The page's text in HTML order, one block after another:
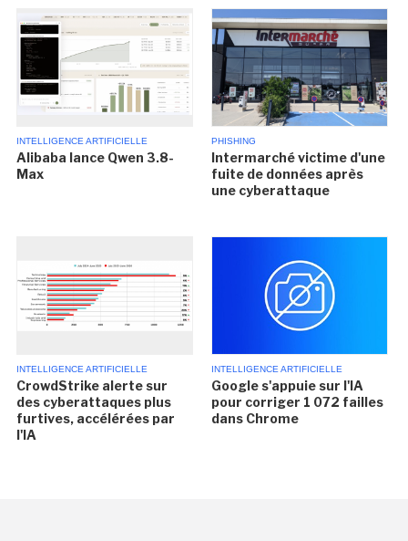
INTELLIGENCE ARTIFICIELLE
Alibaba lance Qwen 3.8-
Max
PHISHING
Intermarché victime d'une
fuite de données après
une cyberattaque
INTELLIGENCE ARTIFICIELLE
CrowdStrike alerte sur
des cyberattaques plus
furtives, accélérées par
l'IA
INTELLIGENCE ARTIFICIELLE
Google s'appuie sur l'IA
pour corriger 1 072 failles
dans Chrome